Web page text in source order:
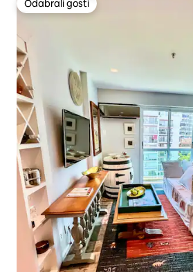
Odabrali gosti
Odabrali gosti